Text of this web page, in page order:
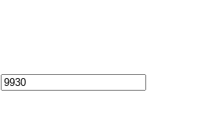
Максимальная
цена